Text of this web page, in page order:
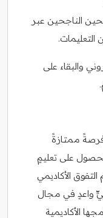
الناجحين عبر
التعليمات.
والبقاء على
فرصةً ممتازةً
على تعليمٍ
الأكاديمي
واعدٍ في مجال
الأكاديمية